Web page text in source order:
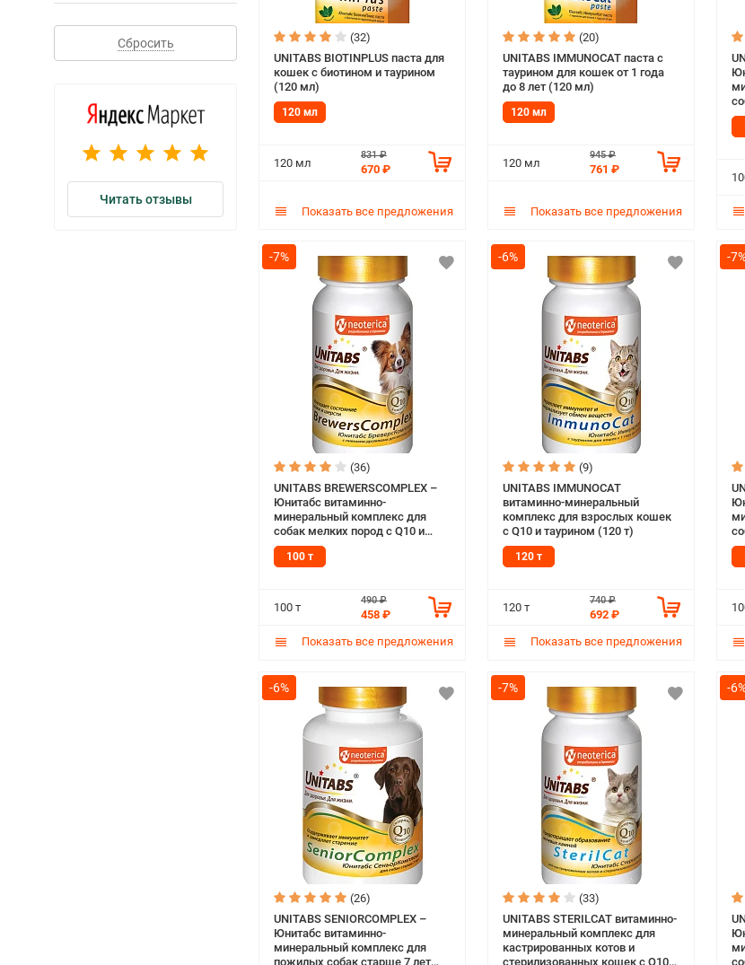
Сбросить
Читать отзывы
(32)
UNITABS BIOTINPLUS паста для
кошек с биотином и таурином
(120 мл)
120 мл
120 мл
831 ₽
670 ₽
Показать все предложения
(20)
UNITABS IMMUNOCAT паста с
таурином для кошек от 1 года
до 8 лет (120 мл)
120 мл
120 мл
945 ₽
761 ₽
Показать все предложения
-7%
(36)
UNITABS BREWERSCOMPLEX –
Юнитабс витаминно-
минеральный комплекс для
собак мелких пород с Q10 и
пивными дрожжами (100 т)
100 т
100 т
490 ₽
458 ₽
Показать все предложения
-6%
(9)
UNITABS IMMUNOCAT
витаминно-минеральный
комплекс для взрослых кошек
с Q10 и таурином (120 т)
120 т
120 т
740 ₽
692 ₽
Показать все предложения
-
-6%
(26)
UNITABS SENIORCOMPLEX –
Юнитабс витаминно-
минеральный комплекс для
пожилых собак старше 7 лет
-7%
(33)
UNITABS STERILCAT витаминно-
минеральный комплекс для
кастрированных котов и
стерилизованных кошек с Q10
-